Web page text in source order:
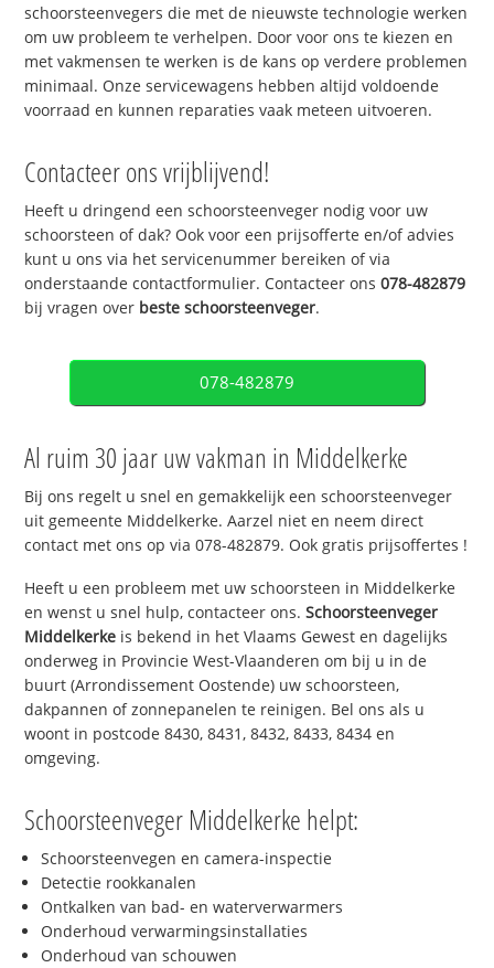
schoorsteenvegers die met de nieuwste technologie werken
om uw probleem te verhelpen. Door voor ons te kiezen en
met vakmensen te werken is de kans op verdere problemen
minimaal. Onze servicewagens hebben altijd voldoende
voorraad en kunnen reparaties vaak meteen uitvoeren.
Contacteer ons vrijblijvend!
Heeft u dringend een schoorsteenveger nodig voor uw
schoorsteen of dak? Ook voor een prijsofferte en/of advies
kunt u ons via het servicenummer bereiken of via
onderstaande contactformulier. Contacteer ons078-482879
bij vragen over beste schoorsteenveger.
078-482879
Al ruim 30 jaar uw vakman in Middelkerke
Bij ons regelt u snel en gemakkelijk een schoorsteenveger
uit gemeente Middelkerke. Aarzel niet en neem direct
contact met ons op via 078-482879. Ook gratis prijsoffertes !
Heeft u een probleem met uw schoorsteen in Middelkerke
en wenst u snel hulp, contacteer ons.Schoorsteenveger
Middelkerke is bekend in het Vlaams Gewest en dagelijks
onderweg in Provincie West-Vlaanderen om bij u in de
buurt (Arrondissement Oostende) uw schoorsteen,
dakpannen of zonnepanelen te reinigen. Bel ons als u
woont in postcode 8430, 8431, 8432, 8433, 8434 en
omgeving.
Schoorsteenveger Middelkerke helpt:
Schoorsteenvegen en camera-inspectie
Detectie rookkanalen
Ontkalken van bad- en waterverwarmers
Onderhoud verwarmingsinstallaties
Onderhoud van schouwen